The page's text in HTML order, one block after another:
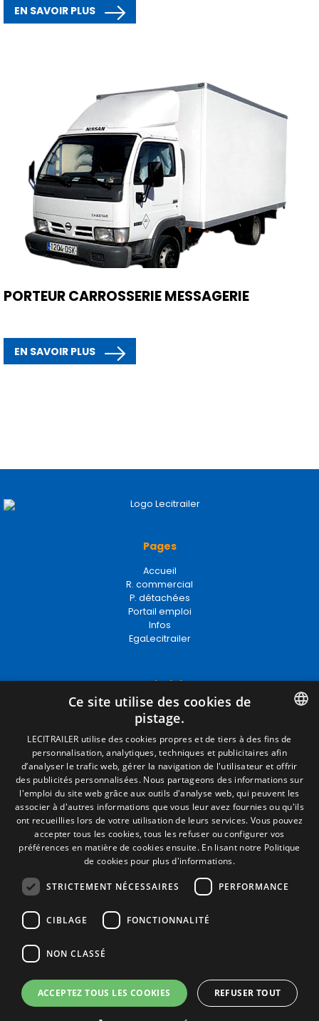
EN SAVOIR PLUS
PORTEUR CARROSSERIE MESSAGERIE
EN SAVOIR PLUS
Pages
Accueil
R. commercial
P. détachées
Portail emploi
Infos
EgaLecitrailer
Termes juridiques
Mentions Légales
Politique de Confidentialité
Politique de Cookies
Conditions générales de vente
Gérer les cookies
Contact
Camino de los Huertos, S/N. Apdo 100
50620 - Casetas (Zaragoza) SPAIN
+(34) 976 462 121
© Lecitrailer S.A. 2026
SPANISH
ENGLISH
FRENCH
ITALIAN
PORTUGUESE
Ce site utilise des cookies de
pistage.
LECITRAILER utilise des cookies propres et de tiers à des fins de
personnalisation, analytiques, techniques et publicitaires afin
d’analyser le trafic web, gérer la navigation de l'utilisateur et offrir
des publicités personnalisées. Nous partageons des informations sur
l'emploi du site web grâce aux outils d'analyse web, qui peuvent les
associer à d'autres informations que vous leur avez fournies ou qu'ils
ont recueillies lors de votre utilisation de leurs services. Vous pouvez
accepter tous les cookies, tous les refuser ou configurer vos
préférences en matière de cookies ensuite. En lisant notre Politique
de cookies pour plus d'informations.
STRICTEMENT NÉCESSAIRES PERFORMANCE
CIBLAGE FONCTIONNALITÉ
NON CLASSÉ
ACCEPTEZ TOUS LES COOKIES REFUSER TOUT